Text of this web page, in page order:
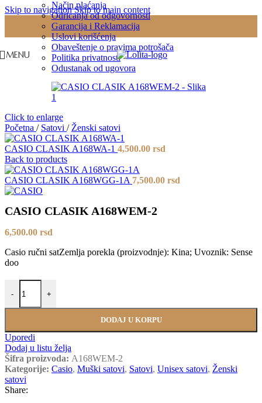
Skip to navigationSkip to main content
Način plaćanja
Odricanja od odgovornosti
Garancija i Reklamacija
Uslovi korišćenja
Obaveštenje o pravima potrošača
Politika privatnosti
Odustanak od ugovora
MENU
Click to enlarge
Početna / Satovi / Ženski satovi
CASIO CLASIK A168WA-1 4,500.00 rsd
Back to products
CASIO CLASIK A168WGG-1A 7,500.00 rsd
CASIO CLASIK A168WEM-2
6,500.00 rsd
Casio ručni satZemlja porekla (proizvodnje): Kina; Uvoznik: Sense
doo
-
CASIO CLASIK A168WEM-2 količina
+
DODAJ U KORPU
Uporedi
Dodaj u listu želja
Šifra proizvoda: A168WEM-2
Kategorije: Casio, Muški satovi, Satovi, Unisex satovi, Ženski
satovi
Share: